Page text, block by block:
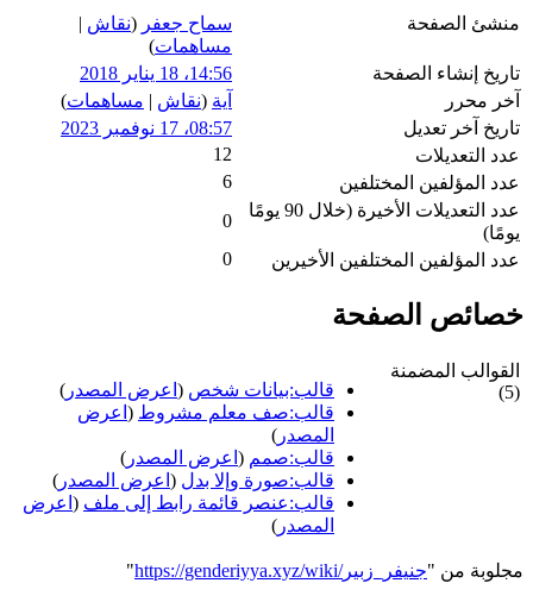
منشئ الصفحة سماح جعفر (نقاش |
مساهمات)
تاريخ إنشاء الصفحة
14:56، 18 يناير 2018
آخر محرر
آية (نقاش | مساهمات)
تاريخ آخر تعديل
08:57، 17 نوفمبر 2023
عدد التعديلات
12
عدد المؤلفين المختلفين
6
عدد التعديلات الأخيرة (خلال 90 يومًا
يومًا)
0
عدد المؤلفين المختلفين الأخيرين
0
خصائص الصفحة
القوالب المضمنة
(5)
قالب:بيانات شخص ( اعرض المصدر )
قالب:صف معلم مشروط ( اعرض
المصدر )
قالب:صمم ( اعرض المصدر )
قالب:صورة وإلا بدل ( اعرض المصدر )
قالب:عنصر قائمة رابط إلى ملف ( اعرض
المصدر )
مجلوبة من "https://genderiyya.xyz/wiki/جنيفر_زبير "